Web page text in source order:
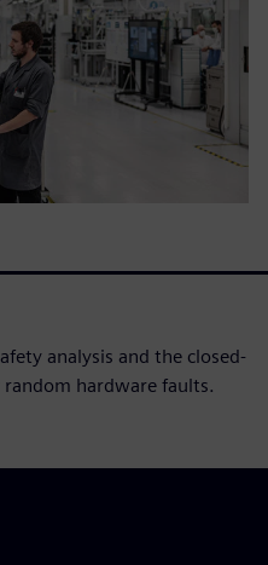
analysis and the closed-
hardware faults.